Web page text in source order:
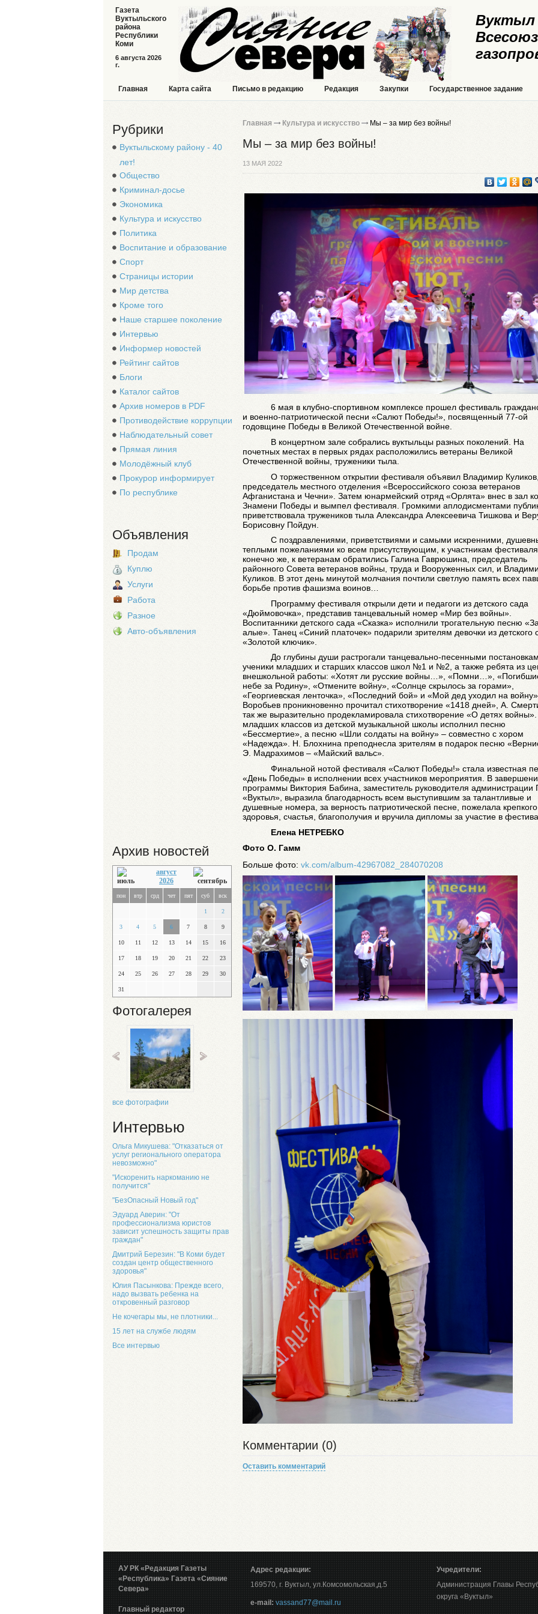
Вуктыл
6 августа 2026
г.
Газета
Вуктыльского
района
Республики
Коми
Главная Карта сайта Письмо в редакцию Редакция Закупки Государственное задание
Рубрики
Вуктыльскому району - 40
лет!
Общество
Криминал-досье
Экономика
Культура и искусство
Политика
Воспитание и образование
Спорт
Страницы истории
Мир детства
Кроме того
Наше старшее поколение
Интервью
Информер новостей
Рейтинг сайтов
Блоги
Каталог сайтов
Архив номеров в PDF
Противодействие коррупции
Наблюдательный совет
Прямая линия
Молодёжный клуб
Прокурор информирует
По республике
Объявления
Продам
Куплю
Услуги
Работа
Разное
Авто-объявления
Архив новостей
август
2026
пон втр срд чет пят суб вск
1 2
3 4 5 6 7 8 9
10 11 12 13 14 15 16
17 18 19 20 21 22 23
24 25 26 27 28 29 30
31
Фотогалерея
все фотографии
Интервью
Ольга Микушева: "Отказаться от
услуг регионального оператора
невозможно"
"Искоренить наркоманию не
получится"
"БезОпасный Новый год"
Эдуард Аверин: "От
профессионализма юристов
зависит успешность защиты прав
граждан"
Дмитрий Березин: "В Коми будет
создан центр общественного
здоровья"
Юлия Пасынкова: Прежде всего,
надо вызвать ребенка на
откровенный разговор
Не кочегары мы, не плотники...
15 лет на службе людям
Все интервью
Главная Культура и искусство Мы – за мир без войны!
Мы – за мир без войны!
13 МАЯ 2022
6 мая в клубно-спортивном комплексе прошел фестиваль
и военно-патриотической песни «Салют Победы!», посвященный 77-ой
годовщине Победы в Великой Отечественной войне.
В концертном зале собрались вуктыльцы разных поколений. На
почетных местах в первых рядах расположились ветераны Великой
Отечественной войны, труженики тыла.
О торжественном открытии фестиваля объявил Владимир
председатель местного отделения «Всероссийского союза ветеранов
Афганистана и Чечни». Затем юнармейский отряд «Орлята» внес в зал
Знамени Победы и вымпел фестиваля. Громкими аплодисментами
приветствовала тружеников тыла Александра Алексеевича Тишкова и
Борисовну Пойдун.
С поздравлениями, приветствиями и самыми искренними,
теплыми пожеланиями ко всем присутствующим, к участникам
конечно же, к ветеранам обратились Галина Гаврюшина, председатель
районного Совета ветеранов войны, труда и Вооруженных сил, и
Куликов. В этот день минутой молчания почтили светлую память всех
борьбе против фашизма воинов…
Программу фестиваля открыли дети и педагоги из детского сада
«Дюймовочка», представив танцевальный номер «Мир без войны».
Воспитанники детского сада «Сказка» исполнили трогательную песню
алые». Танец «Синий платочек» подарили зрителям девочки из детского
«Золотой ключик».
До глубины души растрогали танцевально-песенными
ученики младших и старших классов школ №1 и №2, а также ребята из
внешкольной работы: «Хотят ли русские войны…», «Помни…»,
небе за Родину», «Отмените войну», «Солнце скрылось за горами»,
«Георгиевская ленточка», «Последний бой» и «Мой дед уходил на
Воробьев проникновенно прочитал стихотворение «1418 дней», А.
так же выразительно продекламировала стихотворение «О детях
младших классов из детской музыкальной школы исполнил песню
«Бессмертие», а песню «Шли солдаты на войну» – совместно с хором
«Надежда». Н. Блохнина преподнесла зрителям в подарок песню
Э. Мадрахимов – «Майский вальс».
Финальной нотой фестиваля «Салют Победы!» стала известная
«День Победы» в исполнении всех участников мероприятия. В
программы Виктория Бабина, заместитель руководителя администрации
«Вуктыл», выразила благодарность всем выступившим за талантливые и
душевные номера, за верность патриотической песне, пожелала крепкого
здоровья, счастья, благополучия и вручила дипломы за участие в
Елена НЕТРЕБКО
Фото О. Гамм
Больше фото: vk.com/album-42967082_284070208
Комментарии (0)
Оставить комментарий
АУ РК «Редакция Газеты
«Республика» Газета «Сияние
Севера»
Главный редактор
Адрес редакции:
169570, г. Вуктыл, ул.Комсомольская,д.5
е-mail: vassand77@mail.ru
Учредители:
Администрация Главы
округа «Вуктыл»